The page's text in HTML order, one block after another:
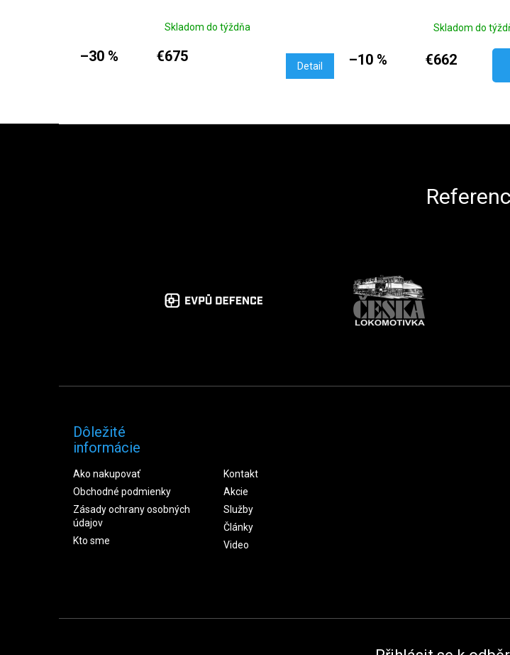
Skladom do týždňa
–30 % €675
Detail
Skladom do
–10 % €662
Dôležité
informácie
Ako nakupovať
Obchodné podmienky
Zásady ochrany osobných
údajov
Kto sme
Kontakt
Akcie
Služby
Články
Video